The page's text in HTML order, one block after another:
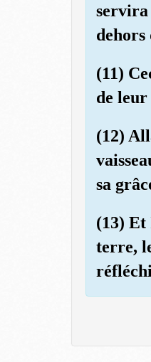
servira
(11)
de
(12)
sa
(13) Et
terre,